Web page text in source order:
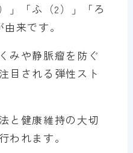
」「ふ（2）」「ろ
来です。
みや静脈瘤を防ぐ
目される弾性スト
と健康維持の大切
われます。